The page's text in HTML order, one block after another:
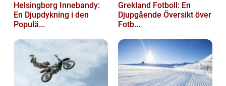
Helsingborg Innebandy:
En Djupdykning i den
Populä...
Grekland Fotboll: En
Djupgående Översikt över
Fotb...